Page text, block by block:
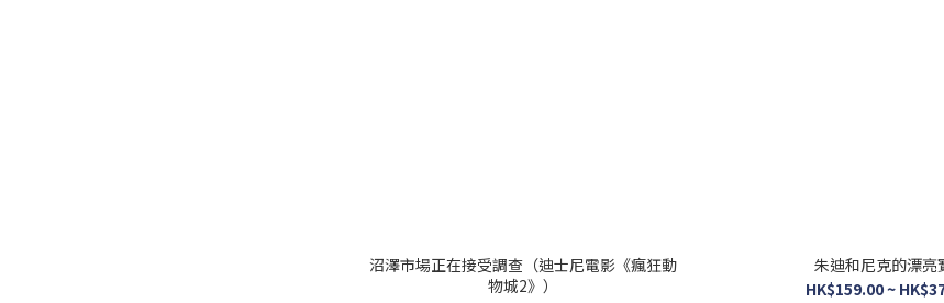
沼澤市場正在接受調查（迪士尼電影《瘋狂動
物城2》）
朱迪和尼克的漂亮
HK$159.00 ~